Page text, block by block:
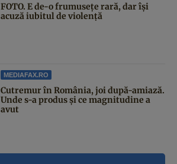
FOTO. E de-o frumusețe rară, dar își
acuză iubitul de violență
MEDIAFAX.RO
Cutremur în România, joi după-amiază.
Unde s-a produs și ce magnitudine a
avut